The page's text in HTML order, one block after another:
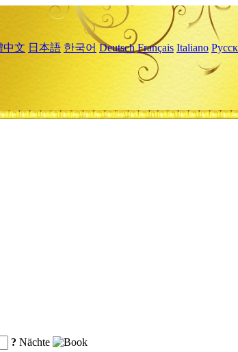
中文 日本語 한국어 Deutsch Français Italiano
? Nächte